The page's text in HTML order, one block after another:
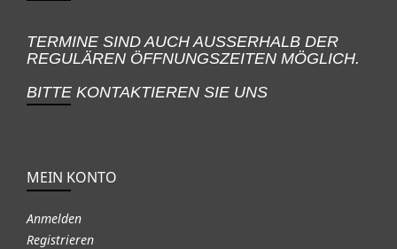
TERMINE SIND AUCH AUSSERHALB DER
REGULÄREN ÖFFNUNGSZEITEN MÖGLICH.
BITTE KONTAKTIEREN SIE UNS
MEIN KONTO
Anmelden
Registrieren